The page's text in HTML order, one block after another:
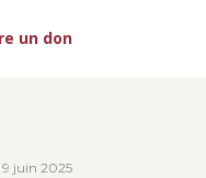
un don
juin 2025